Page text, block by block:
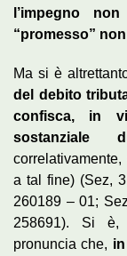
l’impegno
“promesso”
Ma si è
del debito
confisca, in
sostanziale
a tal fine) (Sez,
260189 – 01;
258691). Si è,
pronuncia che,